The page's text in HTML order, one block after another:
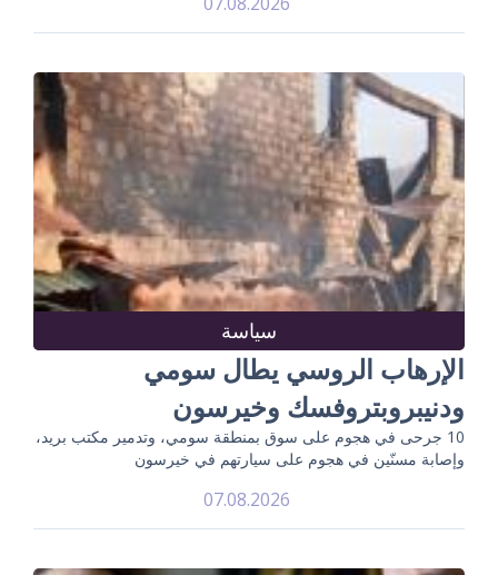
سياسة
الإرهاب الروسي يطال سومي
ودنيبروبتروفسك وخيرسون
10 جرحى في هجوم على سوق بمنطقة سومي، وتدمير مكتب بريد،
وإصابة مسنّين في هجوم على سيارتهم في خيرسون
07.08.2026